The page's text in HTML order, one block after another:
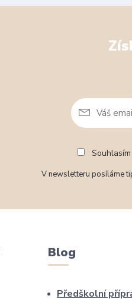
V newsletteru posíláme
Blog
Předškolní